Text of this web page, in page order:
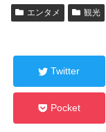
エンタメ 観光
Twitter
Pocket